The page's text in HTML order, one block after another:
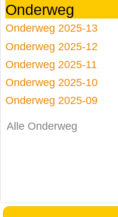
Onderweg
Onderweg 2025-13
Onderweg 2025-12
Onderweg 2025-11
Onderweg 2025-10
Onderweg 2025-09
Alle Onderweg